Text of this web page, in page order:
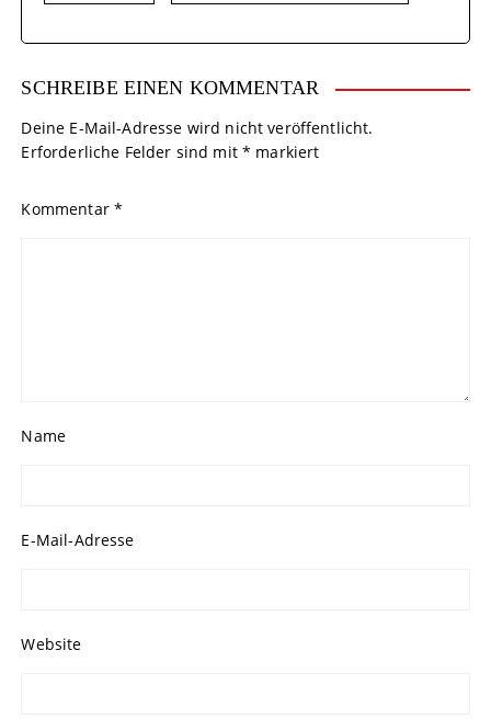
SCHREIBE EINEN KOMMENTAR
Deine E-Mail-Adresse wird nicht veröffentlicht.
Erforderliche Felder sind mit * markiert
Kommentar *
Name
E-Mail-Adresse
Website